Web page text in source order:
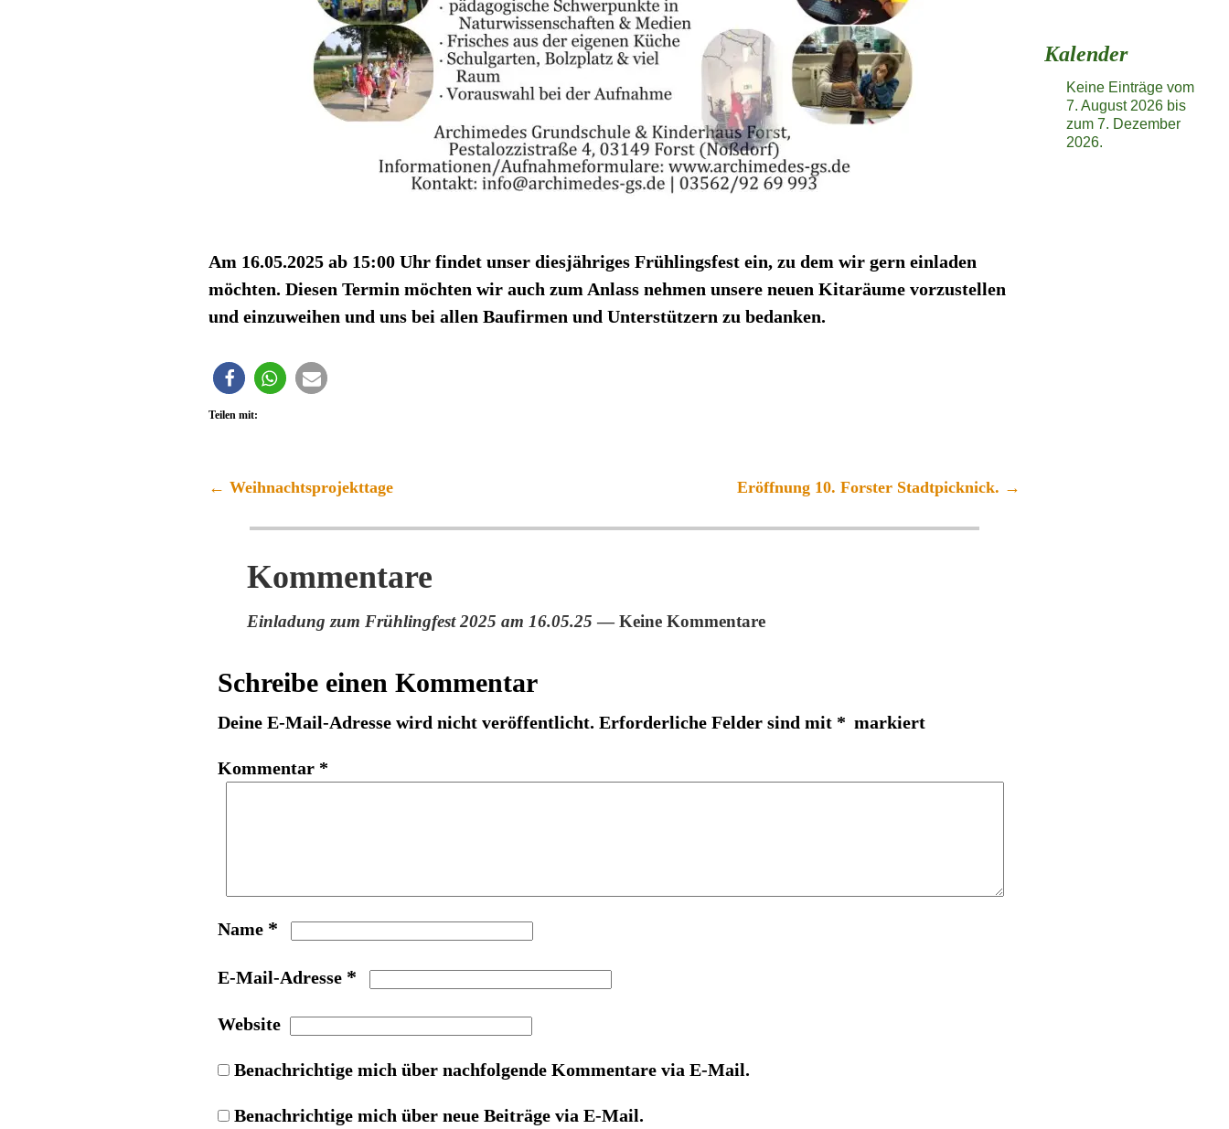
Am 16.05.2025 ab 15:00 Uhr findet unser diesjähriges Frühlingsfest ein, zu dem wir gern einladen
möchten. Diesen Termin möchten wir auch zum Anlass nehmen unsere neuen Kitaräume vorzustellen
und einzuweihen und uns bei allen Baufirmen und Unterstützern zu bedanken.
Teilen mit:
← Weihnachtsprojekttage Eröffnung 10. Forster Stadtpicknick. →
Kommentare
Einladung zum Frühlingfest 2025 am 16.05.25 — Keine Kommentare
Schreibe einen Kommentar
Deine E-Mail-Adresse wird nicht veröffentlicht. Erforderliche Felder sind mit * markiert
Kommentar *
Name *
E-Mail-Adresse *
Website
Benachrichtige mich über nachfolgende Kommentare via E-Mail.
Benachrichtige mich über neue Beiträge via E-Mail.
Kalender
Keine Einträge vom
7. August 2026 bis
zum 7. Dezember
2026.